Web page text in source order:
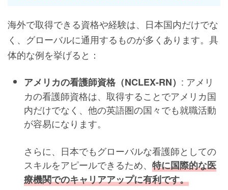
海外で取得できる資格や経験は、日本国内だけでな
く、グローバルに通用するものが多くあります。具
体的な例を挙げると：
アメリカの看護師資格（NCLEX-RN） : アメリ
カの看護師資格は、取得することでアメリカ国
内だけでなく、他の英語圏の国々でも就職活動
が容易になります。
さらに、日本でもグローバルな看護師としての
スキルをアピールできるため、 特に国際的な医
療機関でのキャリアアップに有利です。